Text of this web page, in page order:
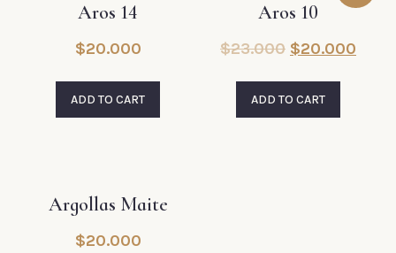
Aros 14
$20.000
ADD TO CART
Aros 10
$23.000 $20.000
ADD TO CART
Argollas Maite
$20.000